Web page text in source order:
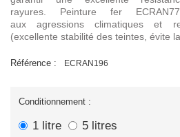
rayures. Peinture fer ECRAN77
aux agressions climatiques et
(excellente stabilité des teintes, évite
Référence : ECRAN196
Conditionnement :
1 litre 5 litres